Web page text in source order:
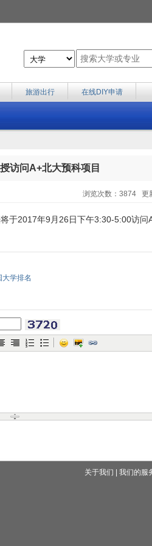
旅游出行 在线DIY申请
访问A+北大预科项目
浏览次数：3874 更
于2017年9月26日下午3:30-5:00访问
学排名
关于我们 我们的服